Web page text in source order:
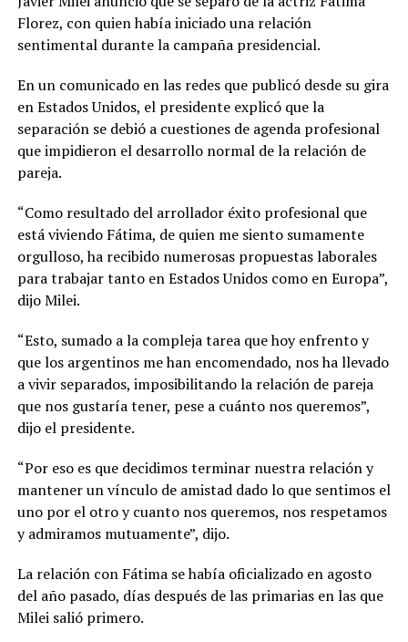
Florez, con quien había iniciado una relación
sentimental durante la campaña presidencial.
En un comunicado en las redes que publicó desde su gira
en Estados Unidos, el presidente explicó que la
separación se debió a cuestiones de agenda profesional
que impidieron el desarrollo normal de la relación de
pareja.
“Como resultado del arrollador éxito profesional que
está viviendo Fátima, de quien me siento sumamente
orgulloso, ha recibido numerosas propuestas laborales
para trabajar tanto en Estados Unidos como en Europa”,
dijo Milei.
“Esto, sumado a la compleja tarea que hoy enfrento y
que los argentinos me han encomendado, nos ha llevado
a vivir separados, imposibilitando la relación de pareja
que nos gustaría tener, pese a cuánto nos queremos”,
dijo el presidente.
“Por eso es que decidimos terminar nuestra relación y
mantener un vínculo de amistad dado lo que sentimos el
uno por el otro y cuanto nos queremos, nos respetamos
y admiramos mutuamente”, dijo.
La relación con Fátima se había oficializado en agosto
del año pasado, días después de las primarias en las que
Milei salió primero.